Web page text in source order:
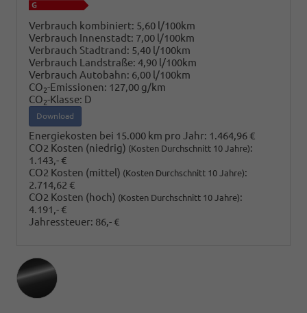
Verbrauch kombiniert: 5,60 l/100km
Verbrauch Innenstadt: 7,00 l/100km
Verbrauch Stadtrand: 5,40 l/100km
Verbrauch Landstraße: 4,90 l/100km
Verbrauch Autobahn: 6,00 l/100km
CO2-Emissionen: 127,00 g/km
CO2-Klasse: D
Download
Energiekosten bei 15.000 km pro Jahr: 1.464,96 €
CO2 Kosten (niedrig) (Kosten Durchschnitt 10 Jahre):
1.143,- €
CO2 Kosten (mittel) (Kosten Durchschnitt 10 Jahre):
2.714,62 €
CO2 Kosten (hoch) (Kosten Durchschnitt 10 Jahre):
4.191,- €
Jahressteuer: 86,- €